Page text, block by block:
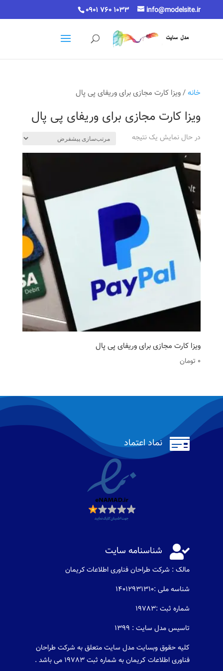
0901 760 1033 info@modelsite.ir
خانه/ ویزا کارت مجازی برای وریفای پی پال
ویزا کارت مجازی برای وریفای پی پال
در حال نمایش یک نتیجه
ویزا کارت مجازی برای وریفای پی پال
0 تومان
 نماد اعتماد
 شناسنامه سایت
مالک : شرکت طراحان فناوری اطلاعات كريمان
شناسه ملی :14012931310
شماره ثبت :19783
تاسیس مدل سایت : 1399
کلیه حقوق وبسایت مدل سایت متعلق به شرکت طراحان
فناوری اطلاعات کریمان به شماره ثبت 19783 می باشد .